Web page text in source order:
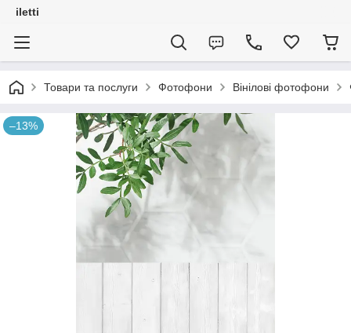
iletti
Товари та послуги Фотофони Вінілові фотофони
–13%